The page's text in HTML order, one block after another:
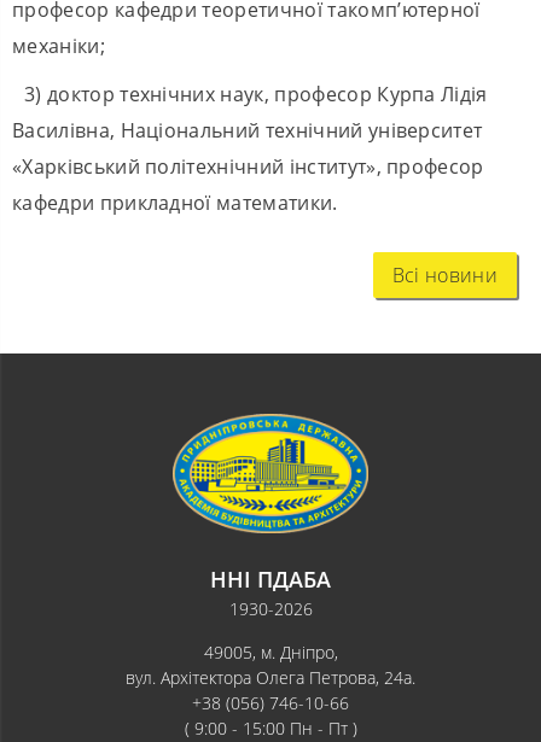
професор кафедри теоретичної такомп’ютерної
механіки;
3) доктор технічних наук, професор Курпа Лідія
Василівна, Національний технічний університет
«Харківський політехнічний інститут», професор
кафедри прикладної математики.
Всі новини
ННІ ПДАБА
1930-2026
49005, м. Дніпро,
вул. Архітектора Олега Петрова, 24а.
+38 (056) 746-10-66
( 9:00 - 15:00 Пн - Пт )